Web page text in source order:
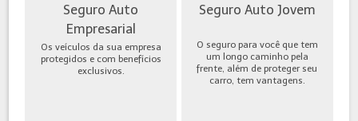
Seguro Auto
Empresarial
Os veículos da sua empresa
protegidos e com benefícios
exclusivos.
Seguro Auto Jovem
O seguro para você que tem
um longo caminho pela
frente, além de proteger seu
carro, tem vantagens.